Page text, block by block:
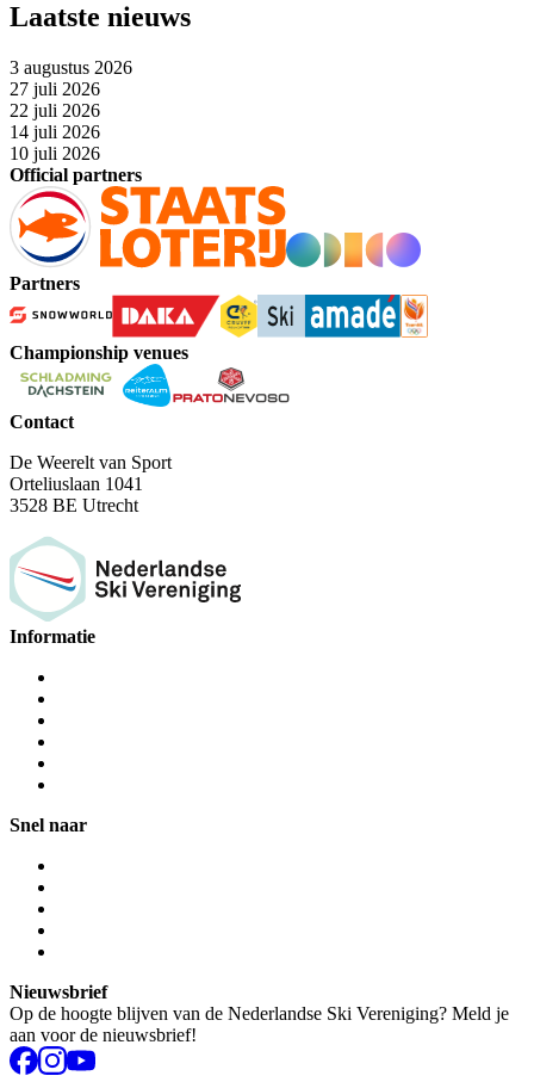
Laatste nieuws
3 augustus 2026
27 juli 2026
22 juli 2026
14 juli 2026
10 juli 2026
Official partners
Partners
Championship venues
Contact
De Weerelt van Sport
Orteliuslaan 1041
3528 BE Utrecht
Informatie
Snel naar
Nieuwsbrief
Op de hoogte blijven van de Nederlandse Ski Vereniging? Meld je
aan voor de nieuwsbrief!